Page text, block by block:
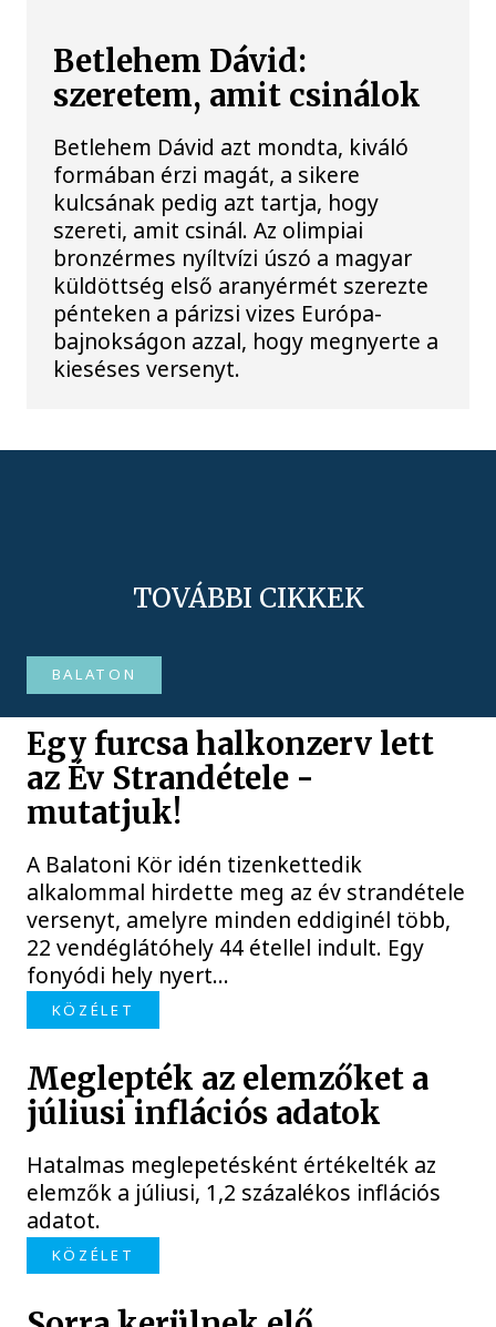
Betlehem Dávid:
szeretem, amit csinálok
Betlehem Dávid azt mondta, kiváló
formában érzi magát, a sikere
kulcsának pedig azt tartja, hogy
szereti, amit csinál. Az olimpiai
bronzérmes nyíltvízi úszó a magyar
küldöttség első aranyérmét szerezte
pénteken a párizsi vizes Európa-
bajnokságon azzal, hogy megnyerte a
kieséses versenyt.
TOVÁBBI CIKKEK
BALATON
Egy furcsa halkonzerv lett
az Év Strandétele -
mutatjuk!
A Balatoni Kör idén tizenkettedik
alkalommal hirdette meg az év strandétele
versenyt, amelyre minden eddiginél több,
22 vendéglátóhely 44 étellel indult. Egy
fonyódi hely nyert...
KÖZÉLET
Meglepték az elemzőket a
júliusi inflációs adatok
Hatalmas meglepetésként értékelték az
elemzők a júliusi, 1,2 százalékos inflációs
adatot.
KÖZÉLET